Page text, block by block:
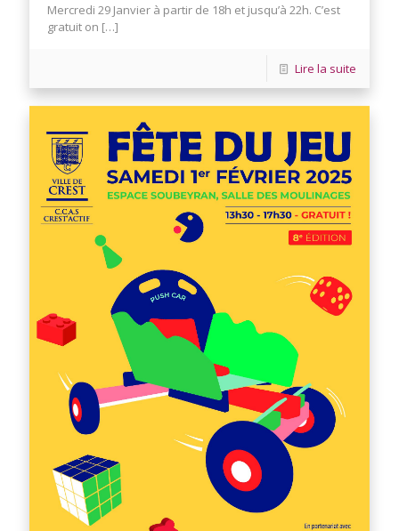
Mercredi 29 Janvier à partir de 18h et jusqu’à 22h. C’est
gratuit on […]
Lire la suite